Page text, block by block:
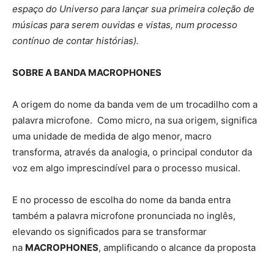
espaço do Universo para lançar sua primeira coleção de
músicas para serem ouvidas e vistas, num processo
contínuo de contar histórias).
SOBRE A BANDA MACROPHONES
A origem do nome da banda vem de um trocadilho com a
palavra microfone. Como micro, na sua origem, significa
uma unidade de medida de algo menor, macro
transforma, através da analogia, o principal condutor da
voz em algo imprescindível para o processo musical.
E no processo de escolha do nome da banda entra
também a palavra microfone pronunciada no inglês,
elevando os significados para se transformar
na MACROPHONES, amplificando o alcance da proposta